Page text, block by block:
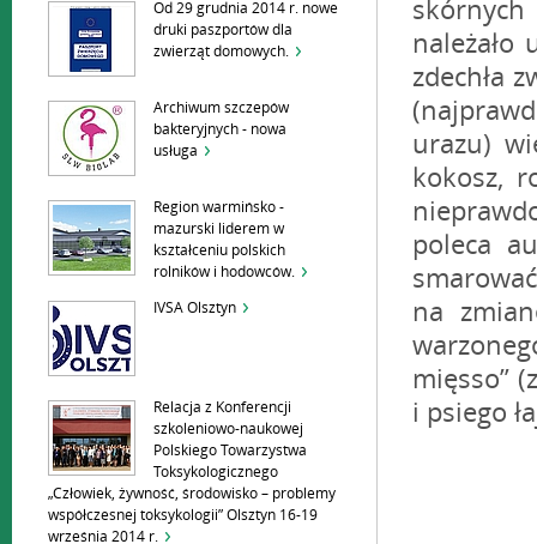
Od 29 grudnia 2014 r. nowe
druki paszportów dla
zwierząt domowych.
Archiwum szczepów
bakteryjnych - nowa
usługa
Region warmińsko -
mazurski liderem w
kształceniu polskich
rolników i hodowców.
IVSA Olsztyn
Relacja z Konferencji
szkoleniowo-naukowej
Polskiego Towarzystwa
Toksykologicznego
„Człowiek, żywność, środowisko – problemy
współczesnej toksykologii” Olsztyn 16-19
września 2014 r.
należało
zdechła
urazu)
kokosz,
poleca
na
mięsso”
i psiego